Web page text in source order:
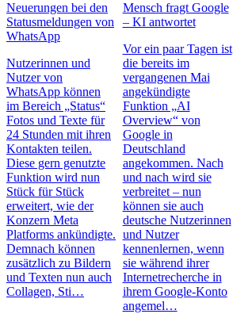
Neuerungen bei den
Statusmeldungen von
WhatsApp
Nutzerinnen und
Nutzer von
WhatsApp können
im Bereich „Status“
Fotos und Texte für
24 Stunden mit ihren
Kontakten teilen.
Diese gern genutzte
Funktion wird nun
Stück für Stück
erweitert, wie der
Konzern Meta
Platforms ankündigte.
Demnach können
zusätzlich zu Bildern
und Texten nun auch
Collagen, Sti…
Mensch fragt Google
– KI antwortet
Vor ein paar Tagen ist
die bereits im
vergangenen Mai
angekündigte
Funktion „AI
Overview“ von
Google in
Deutschland
angekommen. Nach
und nach wird sie
verbreitet – nun
können sie auch
deutsche Nutzerinnen
und Nutzer
kennenlernen, wenn
sie während ihrer
Internetrecherche in
ihrem Google-Konto
angemel…